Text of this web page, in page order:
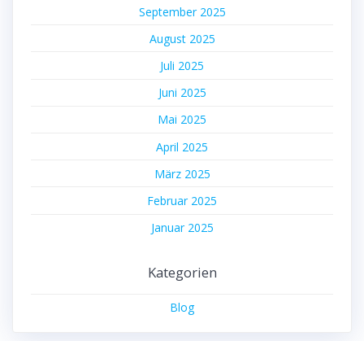
September 2025
August 2025
Juli 2025
Juni 2025
Mai 2025
April 2025
März 2025
Februar 2025
Januar 2025
Kategorien
Blog